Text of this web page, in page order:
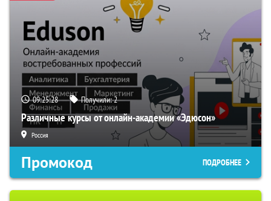
09:25:27 Получили:2
Различные курсы от онлайн-академии «Эдюсон»
Россия
Промокод ПОДРОБНЕЕ